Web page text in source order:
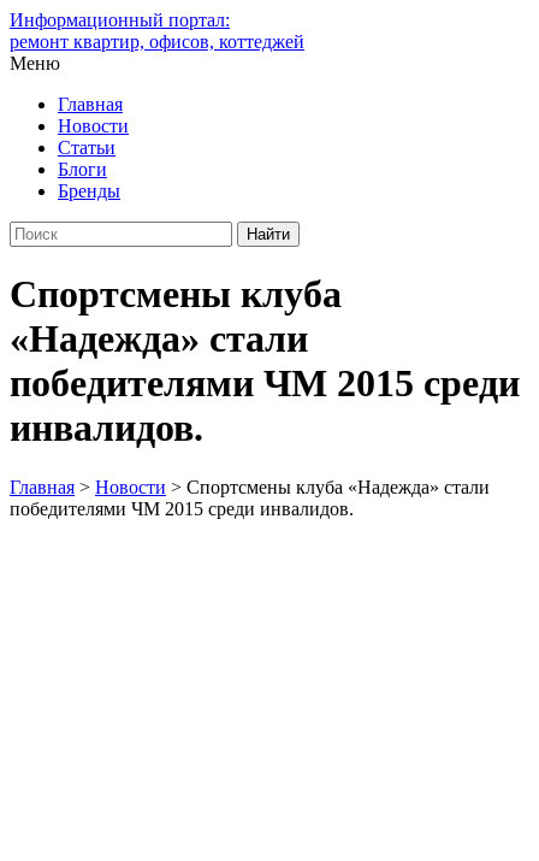
Информационный портал:
ремонт квартир, офисов, коттеджей
Меню
Главная
Новости
Статьи
Блоги
Бренды
Спортсмены клуба
«Надежда» стали
победителями ЧМ 2015 среди
инвалидов.
Главная > Новости > Спортсмены клуба «Надежда» стали
победителями ЧМ 2015 среди инвалидов.